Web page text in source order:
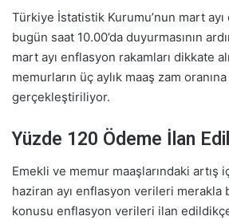
Türkiye İstatistik Kurumu’nun mart
bugün saat 10.00’da duyurmasının
mart ayı enflasyon rakamları dikkate
memurların üç aylık maaş zam
gerçekleştiriliyor.
Yüzde 120 Ödeme İlan
Emekli ve memur maaşlarındaki artış
haziran ayı enflasyon verileri merakla
konusu enflasyon verileri ilan